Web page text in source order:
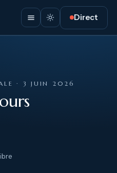
Direct
· 3 JUIN 2026